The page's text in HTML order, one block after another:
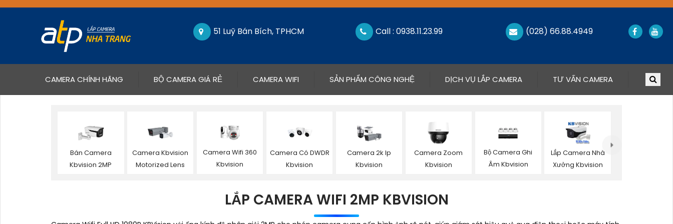
51 Luỹ Bán Bích, TPHCM Call : 0938.11.23.99 (028) 66.88.4949
CAMERA CHÍNH HÃNG(CURRENT)BỘ CAMERA GIÁ RẺ CAMERA WIFI SẢN PHẨM CÔNG NGHỆ DỊCH VỤ LẮP CAMERA TƯ VẤN CAMERA
Bán Camera
Kbvision 2MP
Camera Kbvision
Motorized Lens
Camera Wifi 360
Kbvision
Camera Có DWDR
Kbvision
Camera 2k Ip
Kbvision
Camera Zoom
Kbvision
Bộ Camera Ghi
Âm Kbvision
Lắp Camera Nhà
Xưởng Kbvision
LẮP CAMERA WIFI 2MP KBVISION